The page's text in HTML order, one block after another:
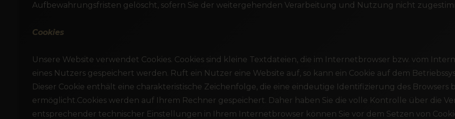
Aufbewahrungsfristen gelöscht, sofern Sie der weitergehenden Verarbeitung und Nutzung nicht
Cookies
Unsere Website verwendet Cookies. Cookies sind kleine Textdateien, die im Internetbrowser bzw. vom
eines Nutzers gespeichert werden. Ruft ein Nutzer eine Website auf, so kann ein Cookie auf dem
Dieser Cookie enthält eine charakteristische Zeichenfolge, die eine eindeutige Identifizierung des
ermöglicht.Cookies werden auf Ihrem Rechner gespeichert. Daher haben Sie die volle Kontrolle über die
entsprechender technischer Einstellungen in Ihrem Internetbrowser können Sie vor dem Setzen von